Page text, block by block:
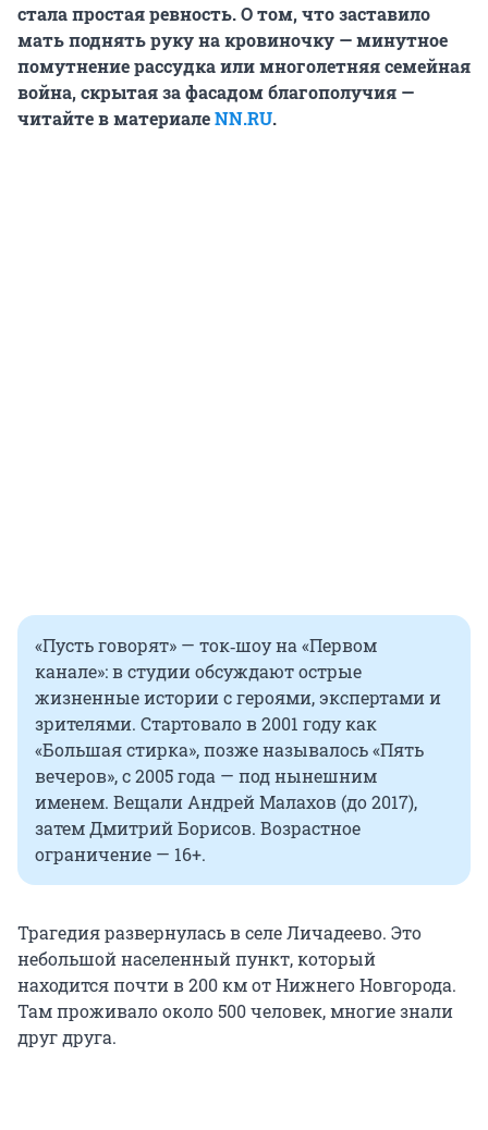
стала простая ревность. О том, что заставило
мать поднять руку на кровиночку — минутное
помутнение рассудка или многолетняя семейная
война, скрытая за фасадом благополучия —
читайте в материалеNN.RU.
«Пусть говорят» — ток‑шоу на «Первом
канале»: в студии обсуждают острые
жизненные истории с героями, экспертами и
зрителями. Стартовало в 2001 году как
«Большая стирка», позже называлось «Пять
вечеров», с 2005 года — под нынешним
именем. Вещали Андрей Малахов (до 2017),
затем Дмитрий Борисов. Возрастное
ограничение — 16+.
Трагедия развернулась в селе Личадеево. Это
небольшой населенный пункт, который
находится почти в 200 км от Нижнего Новгорода.
Там проживало около 500 человек, многие знали
друг друга.